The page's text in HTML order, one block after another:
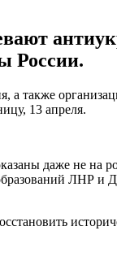
России.
а также
13 апреля.
даже не на
ЛНР и